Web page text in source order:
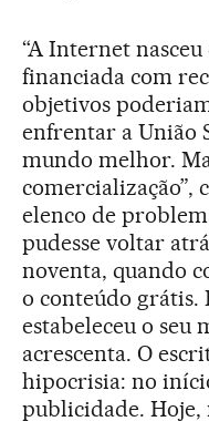
“A Internet
financiada com
objetivos
enfrentar a União
mundo melhor.
comercialização”,
elenco de
pudesse voltar
noventa, quando
o conteúdo grátis.
estabeleceu o seu
acrescenta. O
hipocrisia: no
publicidade. Hoje,